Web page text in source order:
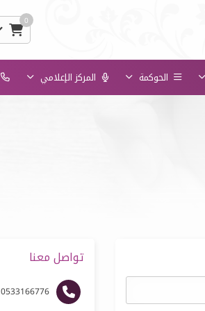
0
الحوكمة المركز الإعلامي
تواصل معنا
0533166776